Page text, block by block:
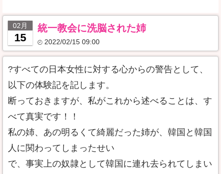
02月
15
統一教会に洗脳された姉
2022/02/15 09:00
?すべての日本女性に対する心からの警告として、
以下の体験記を記します。
断っておきますが、私がこれから述べることは、す
べて真実です！！
私の姉、あの明るくて綺麗だった姉が、韓国と韓国
人に関わってしまったせい
で、事実上の奴隷として韓国に連れ去られてしまい